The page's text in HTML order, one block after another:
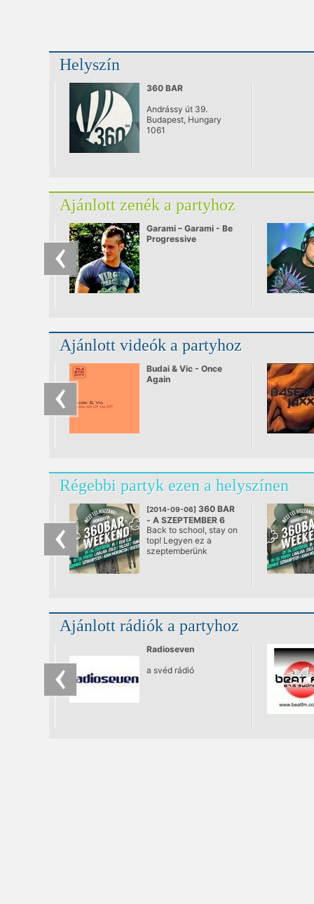
Helyszín
360 BAR
Andrássy út 39.
Budapest, Hungary
1061
Ajánlott zenék a partyhoz
Garami – Garami - Be
Progressive
Ajánlott videók a partyhoz
Budai & Vic - Once
Again
Régebbi partyk ezen a helyszínen
[2014-09-06] 360 BAR
- A SZEPTEMBER 6
@ 360 Bár, Budapest
Back to school, stay on
top! Legyen ez a
szeptemberünk
Ajánlott rádiók a partyhoz
Radioseven
a svéd rádió